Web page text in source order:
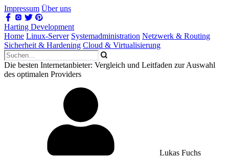
Impressum Über uns
Harting Development
Home Linux-Server Systemadministration Netzwerk & Routing
Sicherheit & Hardening Cloud & Virtualisierung
Die besten Internetanbieter: Vergleich und Leitfaden zur Auswahl
des optimalen Providers
Lukas Fuchs